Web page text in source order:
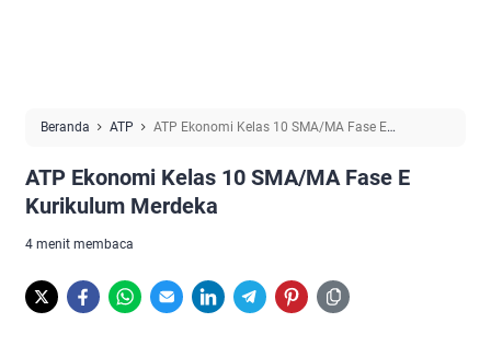
Beranda ATP
ATP Ekonomi Kelas 10 SMA/MA Fase E
ATP Ekonomi Kelas 10 SMA/MA Fase E
Kurikulum Merdeka
4 menit membaca